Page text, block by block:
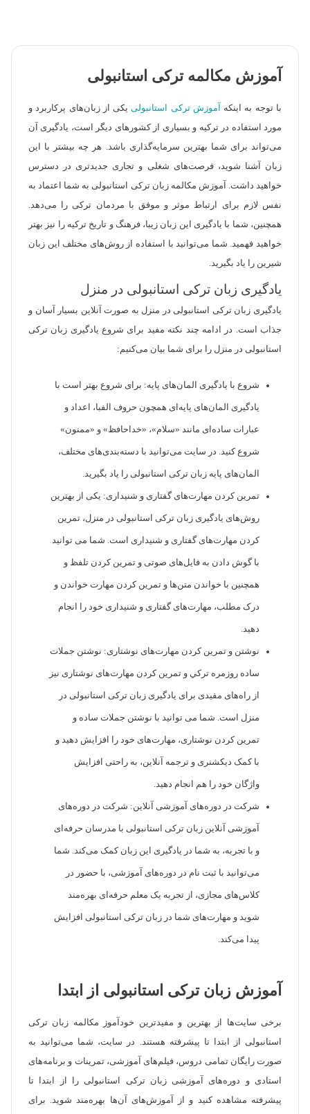
آموزش مکالمه ترکی استانبولی
با توجه به اینکه آموزش ترکی استانبولییکی از زبان‌های پرکاربرد و
مورد استفاده در ترکیه و بسیاری از کشورهای دیگر است، یادگیری آن
می‌تواند برای شما بهترین سرمایه‌گذاری باشد. هر چه بیشتر با این
زبان آشنا شوید، فرصت‌های شغلی و تجاری جدیدتری در دسترس
خواهید داشت. آموزش مکالمه زبان ترکی استانبولی به شما اعتماد به
نفس لازم برای ارتباط موثر و موفق با مردمان ترکی را می‌دهد.
همچنین، شما با یادگیری این زبان زیبا، فرهنگ و تاریخ ترکیه را نیز بهتر
خواهید فهمید. شما می‌توانید با استفاده از روش‌های مختلف این زبان
شیرین را یاد بگیرید.
یادگیری زبان ترکی استانبولی در منزل
یادگیری زبان ترکی استانبولی در منزل به صورت آنلاین بسیار آسان و
جذاب است. در ادامه چند نکته مفید برای شروع یادگیری زبان ترکی
استانبولی در منزل را برای شما بیان می‌کنیم:
شروع با یادگیری المان‌های پایه: برای شروع بهتر است با
یادگیری المان‌های پایه‌ای همچون حروف الفبا، اعداد و
عبارات ساده‌ای مانند «سلام»، «خداحافظ» و «ممنون»
شروع کنید. در سایت می‌توانید با دسته‌بندی‌های مختلف،
المان‌های پایه زبان ترکی استانبولی را یاد بگیرید.
تمرین کردن مهارت‌های گفتاری و شنیداری: یکی از بهترین
روش‌های یادگیری زبان ترکی استانبولی در منزل، تمرین
کردن مهارت‌های گفتاری و شنیداری است. شما می توانید
با گوش دادن به فایل‌های صوتی و تمرین کردن تلفظ و
همچنین با خواندن متن‌ها و تمرین کردن مهارت خواندن و
درک مطلب، مهارت‌های گفتاری و شنیداری خود را انجام
دهید.
نوشتن و تمرین کردن مهارت‌های نوشتاری: نوشتن جملات
ساده روزمره ترکي و تمرین کردن مهارت‌های نوشتاری نیز
از راه‌های مفیدی برای یادگیری زبان ترکی استانبولی در
منزل است. شما می توانید با نوشتن جملات ساده و
تمرین کردن نوشتاری، مهارت‌های خود را افزایش دهید و
با کمک دیکشنری و ترجمه آنلاین، به راحتی افزایش
واژگان خود را هم انجام دهید.
شرکت در دوره‌های آموزشی آنلاین: شرکت در دوره‌های
آموزشی آنلاین زبان ترکی استانبولی با مدرسان حرفه‌ای
و با تجربه، به شما در یادگیری این زبان کمک می‌کند. شما
می‌توانید با ثبت نام در دوره‌های آموزشی، با حضور در
کلاس‌های مجازی، از تجربه یک معلم حرفه‌ای بهره‌مند
شوید و مهارت‌های شما در زبان ترکی استانبولی افزایش
پیدا می‌کند.
آموزش زبان ترکی استانبولی از ابتدا
برخی سایت‌ها از بهترین و مفیدترین خودآموز مکالمه زبان ترکی
استانبولی از ابتدا تا پیشرفته هستند. در سایت، شما می‌توانید به
صورت رایگان تمامی دروس، فیلم‌های آموزشی، تمرینات و برنامه‌های
استادی و دوره‌های آموزشی زبان ترکی استانبولی را از ابتدا تا
پیشرفته مشاهده کنید و از آموزش‌های آن‌ها بهره‌مند شوید. برای